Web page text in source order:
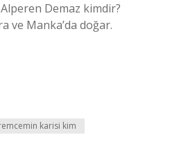
Alperen Demaz kimdir?
ve Manka’da doğar.
karisi kim